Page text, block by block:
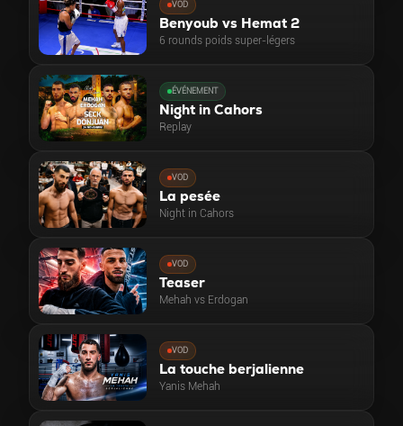
VOD
Benyoub vs Hemat 2
6 rounds poids super-légers
ÉVÉNEMENT
Night in Cahors
Replay
VOD
La pesée
Night in Cahors
VOD
Teaser
Mehah vs Erdogan
VOD
La touche berjalienne
Yanis Mehah